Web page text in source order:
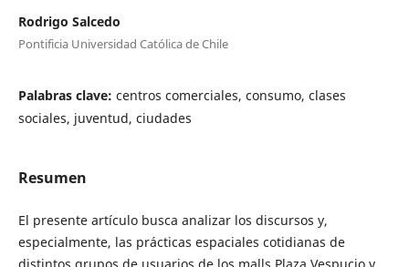
Rodrigo Salcedo
Pontificia Universidad Católica de Chile
Palabras clave: centros comerciales, consumo, clases
sociales, juventud, ciudades
Resumen
El presente artículo busca analizar los discursos y,
especialmente, las prácticas espaciales cotidianas de